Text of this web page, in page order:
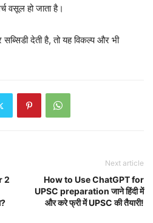
वसूल हो जाता है।
देती है, तो यह विकल्प और भी
2
Next article
How to Use ChatGPT for
UPSC preparation जाने हिंदी में
और करे फ्री में UPSC की तैयारी!